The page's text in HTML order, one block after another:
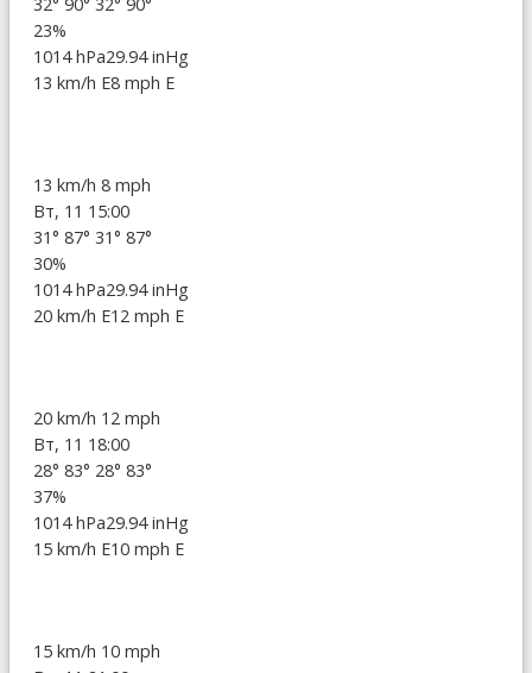
23%
1014 hPa29.94 inHg
13 km/h E8 mph E
13 km/h 8 mph
Вт, 11 15:00
31° 87° 31° 87°
30%
1014 hPa29.94 inHg
20 km/h E12 mph E
20 km/h 12 mph
Вт, 11 18:00
28° 83° 28° 83°
37%
1014 hPa29.94 inHg
15 km/h E10 mph E
15 km/h 10 mph